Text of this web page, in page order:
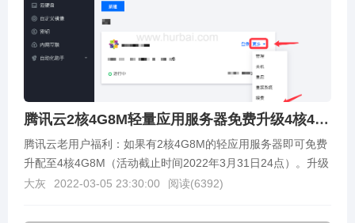
腾讯云2核4G8M轻量应用服务器免费升级4核4G8M带宽
腾讯云老用户福利：如果有2核4G8M的轻应用服务器即可免费
升配至4核4G8M（活动截止时间2022年3月31日24点）。升级
方法：登录自己的腾讯云服务器后台（h...
大灰 2022-03-05 23:30:00 阅读(6392)